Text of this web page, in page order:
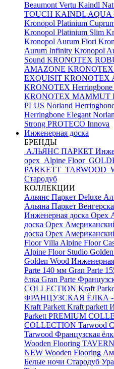
Beaumont Vertu Kaindl
TOUCH KAINDL AQUA
Kronopol Platinium
Kronopol Platinium Slim
Kronopol Aurum Fiori
Aurum Infinity Kronopol
Sound KRONOTEX
AMAZONE
EXQUISIT KRONOTEX
KRONOTEX Herringbone
KRONOTEX MAMMUT
PLUS Norland
Herringbone Elegant
Strong PROTECO Innova
Инженерная доска
БРЕНДЫ
АЛЬЯНС ПАРКЕТ
орех Alpine Floor
PARKETT TARWOOD
Стародуб
КОЛЛЕКЦИИ
Альянс Паркет Deluxe
Альяна Паркет
Инженерная доска Орех
доска Орех
доска Орех
Floor Villa Alpine Floor
Alpine Floor Studio
Golden Wood Инженерная
Parte 140 мм Gran Parte
ёлка Gran Parte
COLLECTION Kraft
ФРАНЦУЗСКАЯ ЁЛКА
Kraft Parkett Kraft
Parkett PREMIUM
COLLECTION Tarwood
Tarwood Французская
Wooden Flooring TAVERN
NEW Wooden Flooring
Белые ночи Стародуб